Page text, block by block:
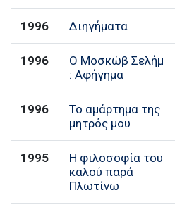
1996 Διηγήματα
1996
Ο Μοσκώβ Σελήμ
: Αφήγημα
1996
Το αμάρτημα της
μητρός μου
1995
Η φιλοσοφία του
καλού παρά
Πλωτίνω